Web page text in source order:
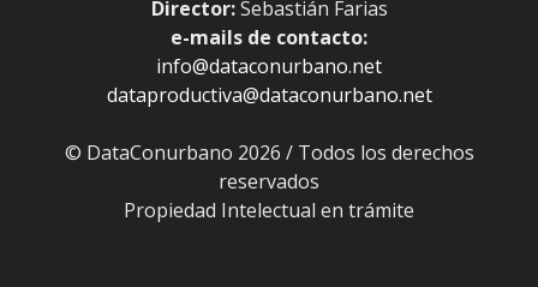
Director:Sebastián Farias
e-mails de contacto:
info@dataconurbano.net
dataproductiva@dataconurbano.net
© DataConurbano 2026 / Todos los derechos
reservados
Propiedad Intelectual en trámite